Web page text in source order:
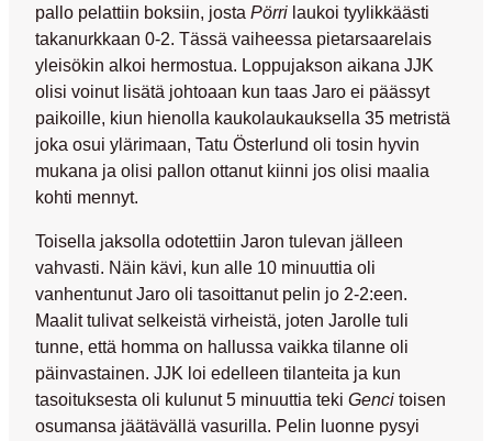
pallo pelattiin boksiin, josta Pörri laukoi tyylikkäästi
takanurkkaan 0-2. Tässä vaiheessa pietarsaarelais
yleisökin alkoi hermostua. Loppujakson aikana JJK
olisi voinut lisätä johtoaan kun taas Jaro ei päässyt
paikoille, kiun hienolla kaukolaukauksella 35 metristä
joka osui ylärimaan, Tatu Österlund oli tosin hyvin
mukana ja olisi pallon ottanut kiinni jos olisi maalia
kohti mennyt.
Toisella jaksolla odotettiin Jaron tulevan jälleen
vahvasti. Näin kävi, kun alle 10 minuuttia oli
vanhentunut Jaro oli tasoittanut pelin jo 2-2:een.
Maalit tulivat selkeistä virheistä, joten Jarolle tuli
tunne, että homma on hallussa vaikka tilanne oli
päinvastainen. JJK loi edelleen tilanteita ja kun
tasoituksesta oli kulunut 5 minuuttia teki Genci toisen
osumansa jäätävällä vasurilla. Pelin luonne pysyi